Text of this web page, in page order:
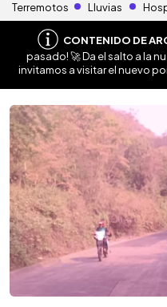
Terremotos Lluvias
CONTENIDO DE
pasado! 🚀 Da el salto a la
invitamos a visitar el nuevo